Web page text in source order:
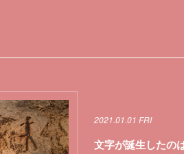
2021.01.01 FRI
文字が誕生したの